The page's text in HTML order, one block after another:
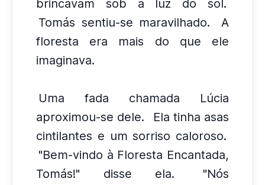
brincavam sob a luz do sol.
Tomás sentiu-se maravilhado.
A
floresta era mais do que ele
imaginava.
Uma fada chamada Lúcia
aproximou-se dele.
Ela tinha asas
cintilantes e um sorriso caloroso.
"Bem-vindo à Floresta Encantada,
Tomás!" disse ela.
"Nós